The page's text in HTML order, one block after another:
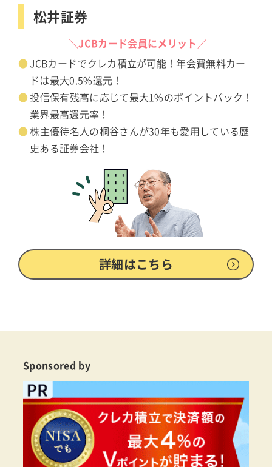
松井証券
＼JCBカード会員にメリット／
JCBカードでクレカ積立が可能！年会費無料カー
ドは最大0.5%還元！
投信保有残高に応じて最大1%のポイントバック！
業界最高還元率！
株主優待名人の桐谷さんが30年も愛用している歴
史ある証券会社！
詳細はこちら
Sponsored by